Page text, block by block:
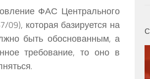
ФАС Центрального
09), которая базируется на
быть обоснованным, а
требование, то оно в